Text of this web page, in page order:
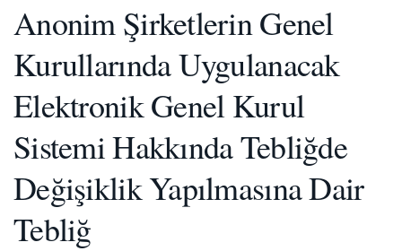
Anonim Şirketlerin Genel
Kurullarında Uygulanacak
Elektronik Genel Kurul
Sistemi Hakkında Tebliğde
Değişiklik Yapılmasına Dair
Tebliğ